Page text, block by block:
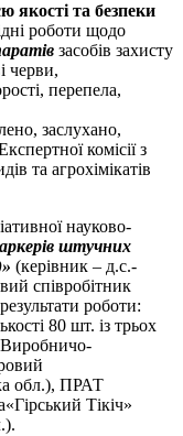
якості та безпеки
роботи щодо
засобів захисту
черви,
перепела,
заслухано,
комісії з
та агрохімікатів
науково-
штучних
(керівник – д.с.-
співробітник
роботи:
80 шт. із трьох
обл.), ПРАТ
Тікіч»